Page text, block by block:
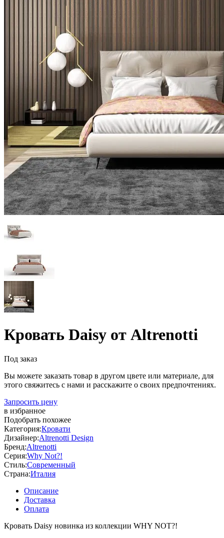
Кровать Daisy от Altrenotti
Под заказ
Вы можете заказать товар в другом цвете или материале, для
этого свяжитесь с нами и расскажите о своих предпочтениях.
Запросить цену
в избранное
Подобрать похожее
Категория:Кровати
Дизайнер:Altrenotti Design
Бренд:Altrenotti
Серия:Why Not?!
Стиль:Современный
Страна:Италия
Описание
Доставка
Оплата
Кровать Daisy новинка из коллекции WHY NOT?!